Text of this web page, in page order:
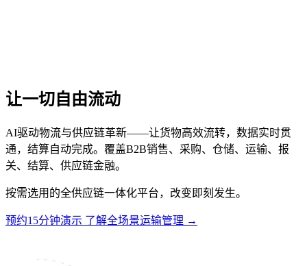
让一切自由流动
AI驱动物流与供应链革新——让货物高效流转，数据实时贯
通，结算自动完成。覆盖B2B销售、采购、仓储、运输、报
关、结算、供应链金融。
按需选用的全供应链一体化平台，改变即刻发生。
预约15分钟演示 了解全场景运输管理 →